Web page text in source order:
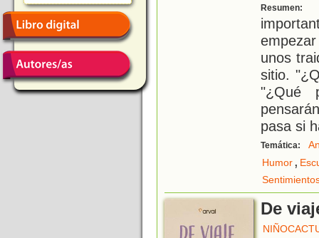
Resumen:
unos
sitio.
"¿Qué
pasa si
Temática:
Humor,
De